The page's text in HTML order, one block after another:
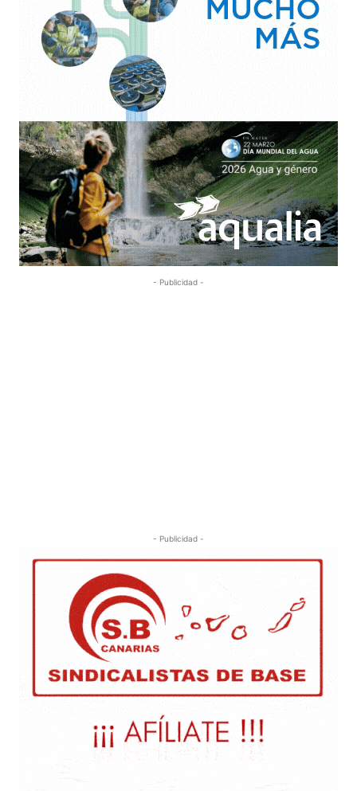
- Publicidad -
- Publicidad -